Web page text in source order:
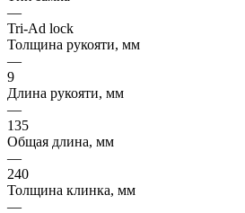
—
Tri-Ad lock
Толщина рукояти, мм
—
9
Длина рукояти, мм
—
135
Общая длина, мм
—
240
Толщина клинка, мм
—